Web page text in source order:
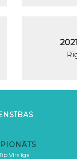
Virslīga